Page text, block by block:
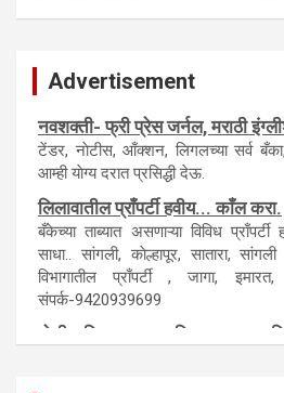
Advertisement
नवशक्ती- फ्री प्रेस जर्नल, मराठी
टेंडर, नाेटीस, आँक्शन, लिगलच्या सर्व बँका,
आम्ही याेग्य दरात प्रसिद्धी देऊ.
लिलावातील प्राँपर्टी हवीय... काँल करा.
बँकेच्या ताब्यात असणाऱ्या विविध
साधा.. सांगली, काेल्हापूर, सातारा,
विभागातील प्राँपर्टी , जागा,
संपर्क-9420939699